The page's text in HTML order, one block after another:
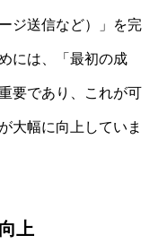
ジ送信など）」を完
には、「最初の成
要であり、これが可
大幅に向上していま
上